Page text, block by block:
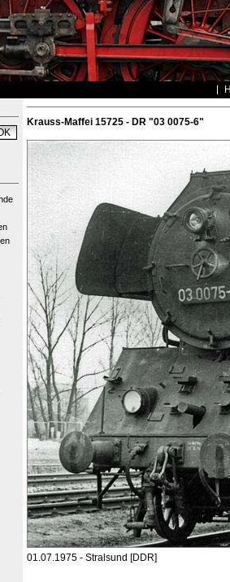
Krauss-Maffei 15725 - DR "03 0075-6"
01.07.1975 - Stralsund [DDR]